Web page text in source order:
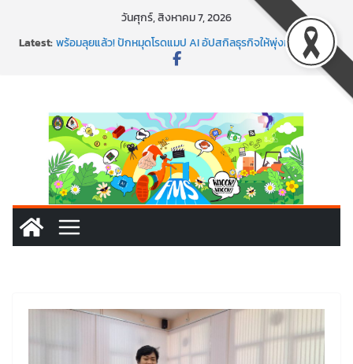
วันศุกร์, สิงหาคม 7, 2026
Latest:พร้อมลุยแล้ว! ปักหมุดโรดแมป AI อัปสกิลธุรกิจให้พุ่งทะยาน
พาธุรกิจท้องถิ่นสู่ตลาดโลก ด้วยเทคโนโลยี AI!
นอกจากเทคโนโลยีจะล้ำ หัวใจคนทำธุรกิจก็ต้องสตรอง!